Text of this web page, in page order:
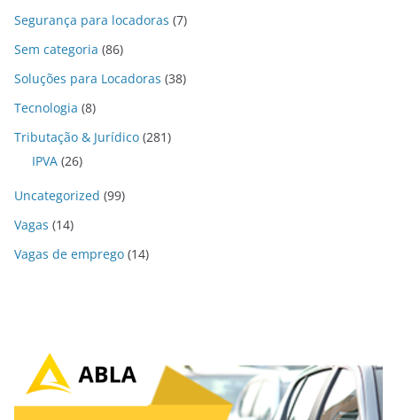
Segurança para locadoras (7)
Sem categoria (86)
Soluções para Locadoras (38)
Tecnologia (8)
Tributação & Jurídico (281)
IPVA (26)
Uncategorized (99)
Vagas (14)
Vagas de emprego (14)